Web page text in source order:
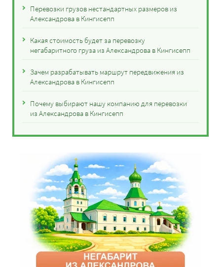
Перевозки грузов нестандартных размеров из
Александрова в Кингисепп
Какая стоимость будет за перевозку
негабаритного груза из Александрова в Кингисепп
Зачем разрабатывать маршрут передвижения из
Александрова в Кингисепп
Почему выбирают нашу компанию для перевозки
из Александрова в Кингисепп